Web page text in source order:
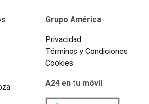
Grupo América
Privacidad
Términos y Condiciones
Cookies
A24 en tu móvil